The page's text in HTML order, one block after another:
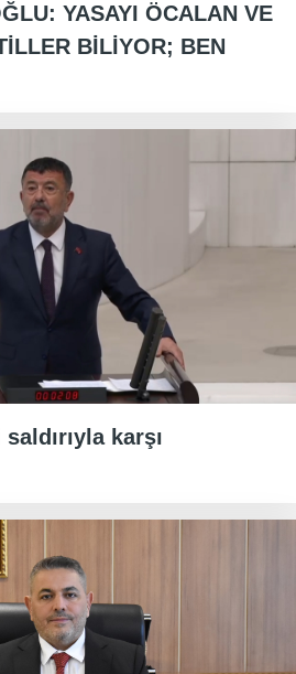
YASAYI ÖCALAN VE
BİLİYOR; BEN
karşı